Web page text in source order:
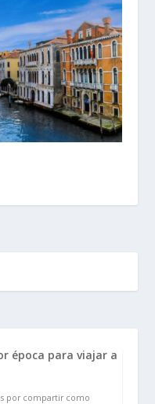
época para viajar a
por compartir como